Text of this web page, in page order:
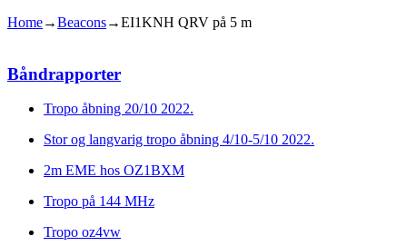
Home→Beacons→EI1KNH QRV på 5 m
Båndrapporter
Tropo åbning 20/10 2022.
Stor og langvarig tropo åbning 4/10-5/10 2022.
2m EME hos OZ1BXM
Tropo på 144 MHz
Tropo oz4vw